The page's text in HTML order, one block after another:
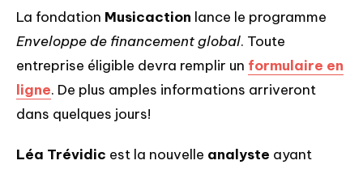
La fondation Musicaction lance le programme
Enveloppe de financement global. Toute
entreprise éligible devra remplir un formulaire en
ligne. De plus amples informations arriveront
dans quelques jours!
Léa Trévidic est la nouvelle analyste ayant